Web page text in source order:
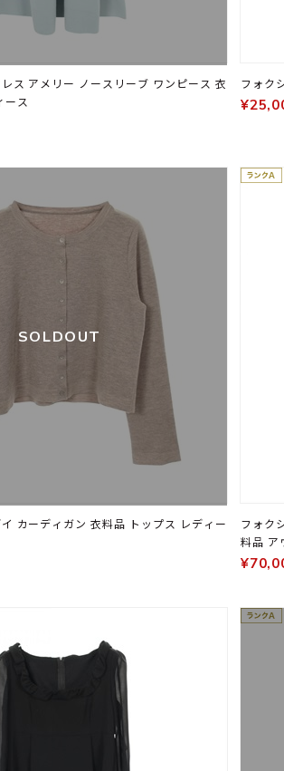
ス アメリー ノースリーブ ワンピース 衣
ース
SOLDOUT
カーディガン 衣料品 トップス レディー
フォク
料品 ア